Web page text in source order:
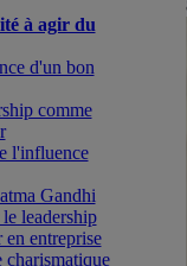
à agir du
d'un bon
comme
l'influence
Gandhi
leadership
entreprise
charismatique